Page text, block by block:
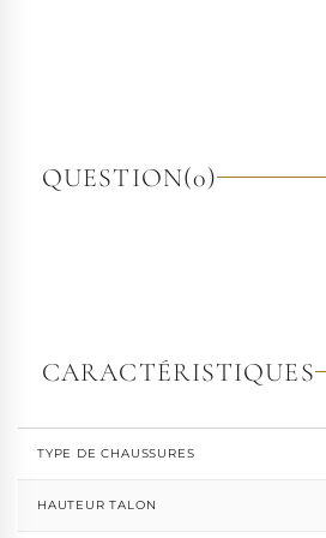
QUESTION(0)
CARACTÉRISTIQUES
TYPE DE CHAUSSURES
HAUTEUR TALON